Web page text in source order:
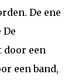
De ene
door een
een band,